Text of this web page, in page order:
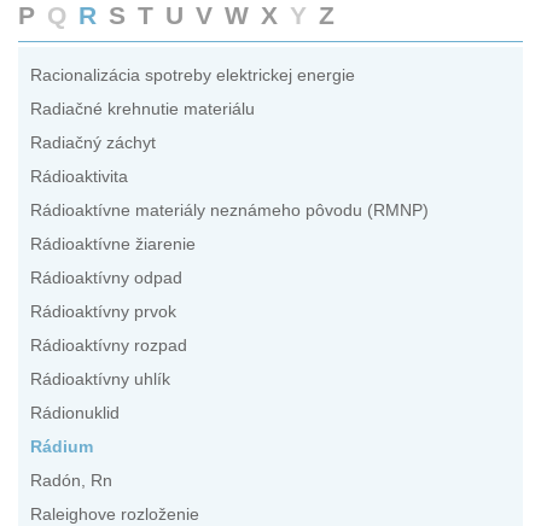
P Q R S T U V W X Y Z
Racionalizácia spotreby elektrickej energie
Radiačné krehnutie materiálu
Radiačný záchyt
Rádioaktivita
Rádioaktívne materiály neznámeho pôvodu (RMNP)
Rádioaktívne žiarenie
Rádioaktívny odpad
Rádioaktívny prvok
Rádioaktívny rozpad
Rádioaktívny uhlík
Rádionuklid
Rádium
Radón, Rn
Raleighove rozloženie